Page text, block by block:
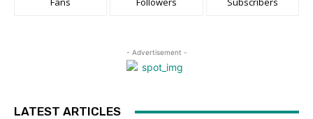
- Advertisement -
LATEST ARTICLES